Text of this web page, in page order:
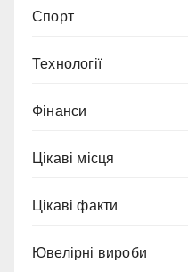
Спорт
Технології
Фінанси
Цікаві місця
Цікаві факти
Ювелірні вироби